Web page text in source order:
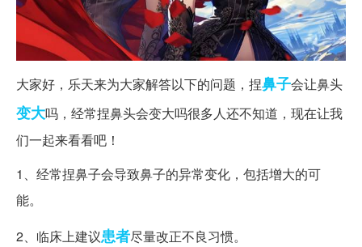
大家好，乐天来为大家解答以下的问题，捏鼻子会让鼻头
变大吗，经常捏鼻头会变大吗很多人还不知道，现在让我
们一起来看看吧！
1、经常捏鼻子会导致鼻子的异常变化，包括增大的可
能。
2、临床上建议患者尽量改正不良习惯。